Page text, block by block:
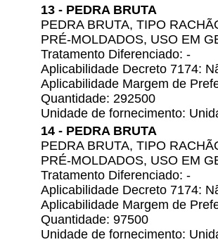
13 - PEDRA BRUTA
PEDRA BRUTA, TIPO
PRÉ-MOLDADOS, USO EM
Tratamento Diferenciado: -
Aplicabilidade Decreto 7174:
Aplicabilidade Margem de
Quantidade: 292500
Unidade de fornecimento:
14 - PEDRA BRUTA
PEDRA BRUTA, TIPO
PRÉ-MOLDADOS, USO EM
Tratamento Diferenciado: -
Aplicabilidade Decreto 7174:
Aplicabilidade Margem de
Quantidade: 97500
Unidade de fornecimento: